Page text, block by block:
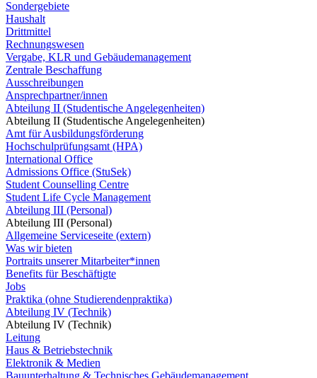
Sondergebiete
Haushalt
Drittmittel
Rechnungswesen
Vergabe, KLR und Gebäudemanagement
Zentrale Beschaffung
Ausschreibungen
Ansprechpartner/innen
Abteilung II (Studentische Angelegenheiten)
Abteilung II (Studentische Angelegenheiten)
Amt für Ausbildungsförderung
Hochschulprüfungsamt (HPA)
International Office
Admissions Office (StuSek)
Student Counselling Centre
Student Life Cycle Management
Abteilung III (Personal)
Abteilung III (Personal)
Allgemeine Serviceseite (extern)
Was wir bieten
Portraits unserer Mitarbeiter*innen
Benefits für Beschäftigte
Jobs
Praktika (ohne Studierendenpraktika)
Abteilung IV (Technik)
Abteilung IV (Technik)
Leitung
Haus & Betriebstechnik
Elektronik & Medien
Bauunterhaltung & Technisches Gebäudemanagement